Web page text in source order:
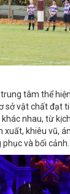
tâm thể
sở vật chất đạt
nhau, từ
xuất, khiêu vũ,
và bối cảnh.